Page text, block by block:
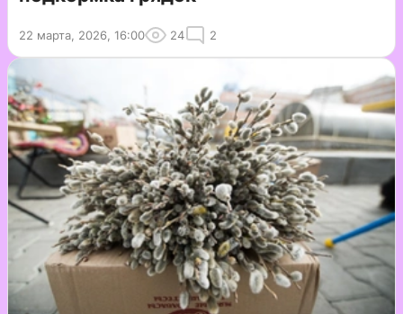
22 марта, 2026, 16:00 24 2